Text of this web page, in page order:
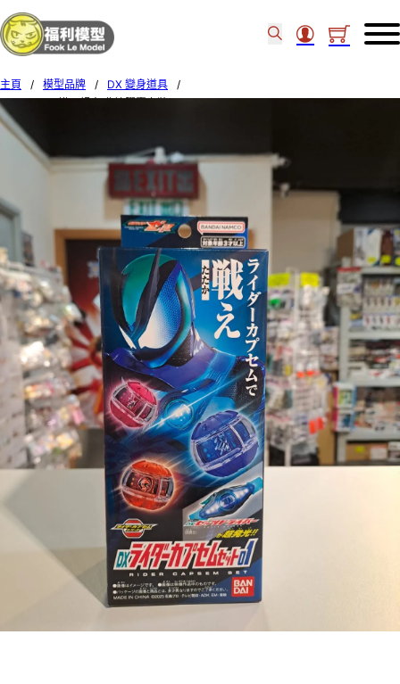
主頁 / 模型品牌 / DX 變身道具
/
BANDAI DX幪面超人 夢境膠囊套裝01 89995